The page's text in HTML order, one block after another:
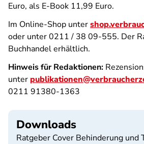
Euro, als E-Book 11,99 Euro.
Im Online-Shop unter
oder unter 0211 / 38 09-555. Der
Buchhandel erhältlich.
Hinweis für Redaktionen:
unter
0211 91380-1363
Downloads
Ratgeber Cover Behinderung und